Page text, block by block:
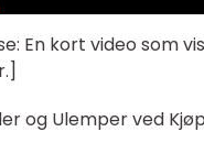
En kort video som
og Ulemper ved